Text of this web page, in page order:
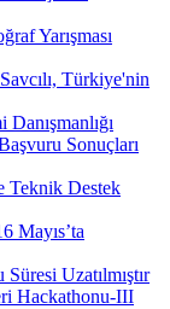
Yarışması
Türkiye'nin
Sonuçları
Teknik Destek
Mayıs’ta
Uzatılmıştır
Hackathonu-III